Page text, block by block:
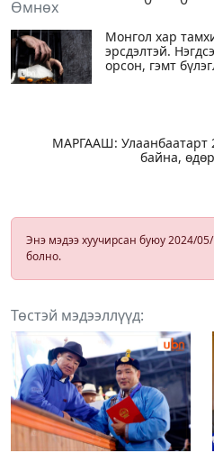
Өмнөх
Монгол хар тамхины үйлдвэрлэгч
эрсдэлтэй.
орсон, гэмт
МАРГААШ: Улаанбаатарт
байна,
Энэ мэдээ хуучирсан буюу 2024/
болно.
Төстэй мэдээллүүд: